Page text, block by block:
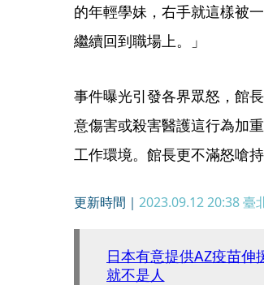
的年輕學妹，右手就這樣被
繼續回到職場上。」
事件曝光引發各界眾怒，館
意傷害或殺害醫護這行為加
工作環境。館長更不滿怒嗆
更新時間｜ 2023.09.12 20:38臺
日本有意提供AZ疫苗
就不是人